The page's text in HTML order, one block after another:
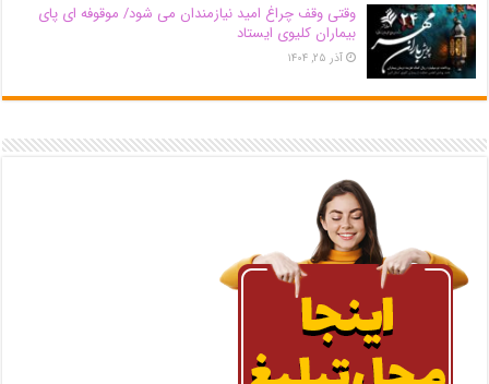
وقتی وقف چراغ امید نیازمندان می شود/ موقوفه ای پای
بیماران کلیوی ایستاد
آذر ۲۵, ۱۴۰۴